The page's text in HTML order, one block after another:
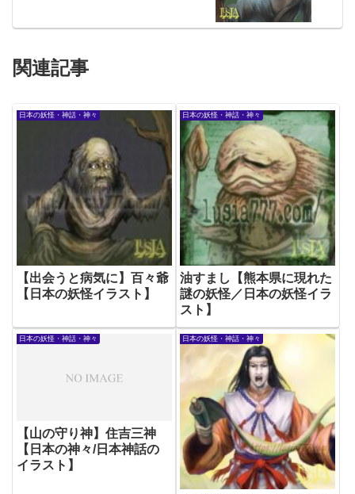
関連記事
日本の妖怪・神話・神々
【出会うと病気に】百々爺
【日本の妖怪イラスト】
日本の妖怪・神話・神々
油すまし【熊本県に現れた
謎の妖怪／日本の妖怪イラ
スト】
日本の妖怪・神話・神々
【山の守り神】住吉三神
【日本の神々/日本神話の
イラスト】
日本の妖怪・神話・神々